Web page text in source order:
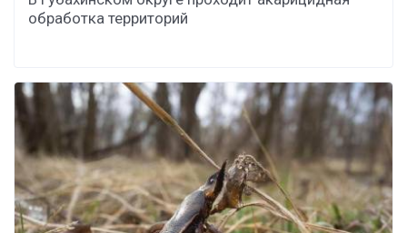
обработка территорий